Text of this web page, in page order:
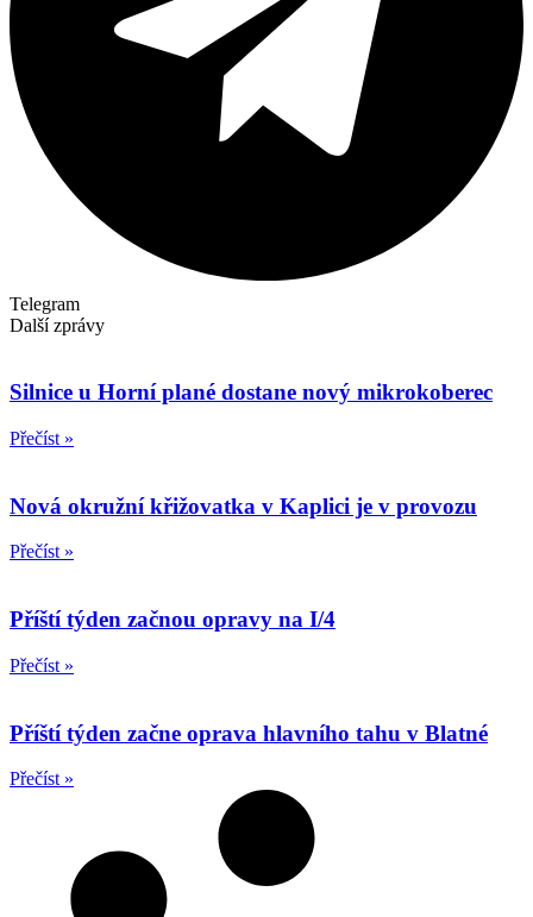
Telegram
Další zprávy
Silnice u Horní plané dostane nový mikrokoberec
Přečíst »
Nová okružní křižovatka v Kaplici je v provozu
Přečíst »
Příští týden začnou opravy na I/4
Přečíst »
Příští týden začne oprava hlavního tahu v Blatné
Přečíst »